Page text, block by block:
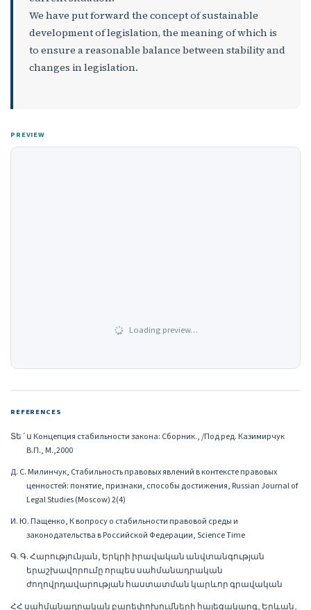
We have put forward the concept of sustainable
development of legislation, the meaning of which is
to ensure a reasonable balance between stability and
changes in legislation.
PREVIEW
Loading preview…
REFERENCES
Տե´ս Концепция стабильности закона: Сборник., /Под ред. Казимирчук
В.П., М.,2000
Д. С. Милинчук, Стабильность правовых явлений в контексте правовых
ценностей: понятие, признаки, способы достижения, Russian Journal of
Legal Studies (Moscow) 2(4)
И. Ю. Пащенко, К вопросу о стабильности правовой среды и
законодательства в Российской Федерации, Science Time
Գ. Գ. Հարությունյան, Երկրի իրավական անվտանգության
երաշխավորումը որպես սահմանադրական
ժողովրդավարության հաստատման կարևոր գրավական
ՀՀ սահմանադրական բարեփոխումների հայեցակարգ, Երևան,